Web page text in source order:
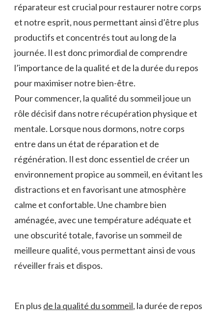
réparateur est ‌crucial pour restaurer notre corps
et notre esprit, nous permettant ainsi d’être‍ plus⁢
productifs⁤ et concentrés tout au long de la
journée. Il est donc⁣ primordial de comprendre
l’importance de la qualité et ⁢de la durée ⁢du repos⁣
pour maximiser notre bien-être.
Pour commencer, la qualité du sommeil joue un
rôle décisif dans notre récupération physique et
mentale. Lorsque nous dormons, notre corps
entre dans un état de réparation et de
régénération.⁤ Il est ‌donc essentiel de créer ⁤un
environnement propice au sommeil, en évitant les
distractions et en favorisant une atmosphère
calme et confortable. Une chambre bien
aménagée, avec une ⁤température adéquate et
une obscurité totale, favorise un ​sommeil de
meilleure‍ qualité, ‍vous permettant ainsi de ⁤vous
réveiller ‌frais et dispos.
En plus de la qualité​ du sommeil, la⁤ durée ‌de repos